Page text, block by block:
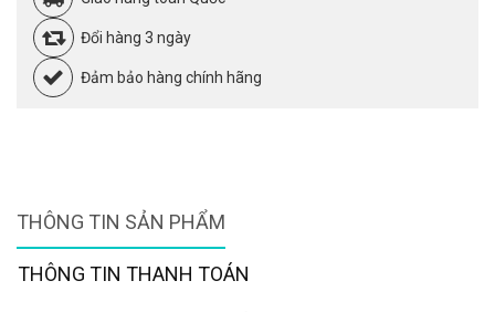
Đổi hàng 3 ngày
Đảm bảo hàng chính hãng
THÔNG TIN SẢN PHẨM
THÔNG TIN THANH TOÁN